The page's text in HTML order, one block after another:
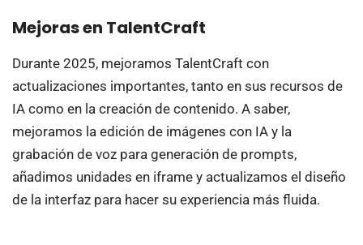
Mejoras en TalentCraft
Durante 2025, mejoramos TalentCraft con
actualizaciones importantes, tanto en sus recursos de
IA como en la creación de contenido. A saber,
mejoramos la edición de imágenes con IA y la
grabación de voz para generación de prompts,
añadimos unidades en iframe y actualizamos el diseño
de la interfaz para hacer su experiencia más fluida.